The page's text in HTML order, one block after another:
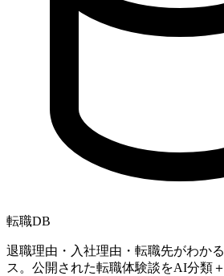
転職DB
退職理由・入社理由・転職先がわか
ス。公開された転職体験談をAI分類